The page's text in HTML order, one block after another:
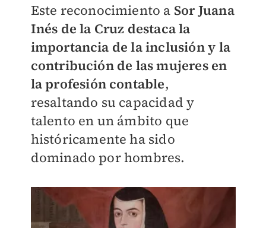
Este reconocimiento a Sor Juana
Inés de la Cruz destaca la
importancia de la inclusión y la
contribución de las mujeres en
la profesión contable,
resaltando su capacidad y
talento en un ámbito que
históricamente ha sido
dominado por hombres.